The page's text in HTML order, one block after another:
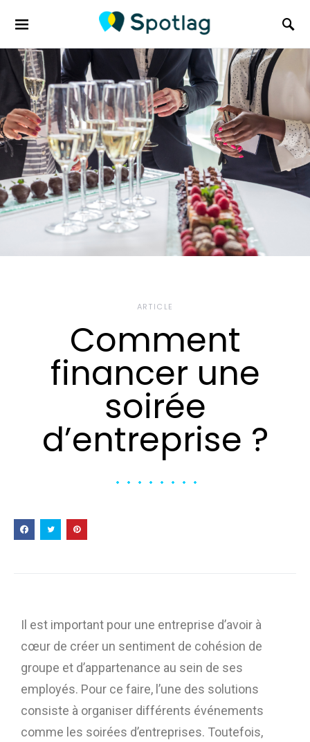
Search for:
ARTICLE
Comment
financer une
soirée
d’entreprise ?
Il est important pour une entreprise d’avoir à
cœur de créer un sentiment de cohésion de
groupe et d’appartenance au sein de ses
employés. Pour ce faire, l’une des solutions
consiste à organiser différents événements
comme les soirées d’entreprises. Toutefois,